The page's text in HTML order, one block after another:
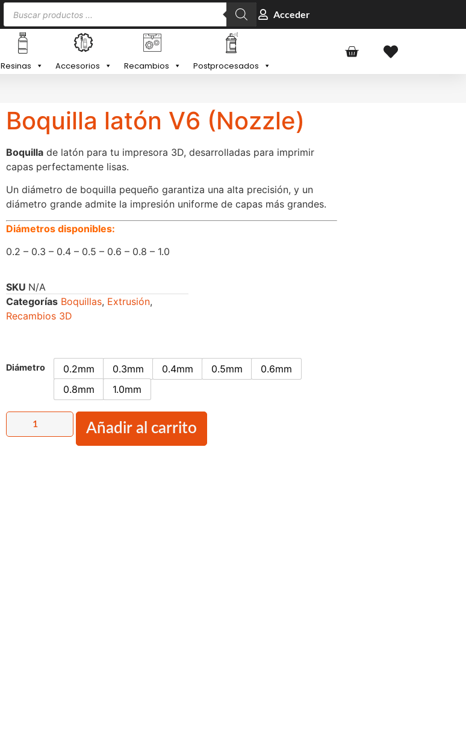
Acceder
Resinas Accesorios Recambios Postprocesados
Boquilla latón V6 (Nozzle)
Boquilla de latón para tu impresora 3D, desarrolladas para imprimir
capas perfectamente lisas.
Un diámetro de boquilla pequeño garantiza una alta precisión, y un
diámetro grande admite la impresión uniforme de capas más grandes.
Diámetros disponibles:
0.2 – 0.3 – 0.4 – 0.5 – 0.6 – 0.8 – 1.0
SKU N/A
Categorías Boquillas, Extrusión,
Recambios 3D
Diámetro 0.2mm 0.3mm 0.4mm 0.5mm
0.6mm
0.8mm
1.0mm
Añadir al carrito